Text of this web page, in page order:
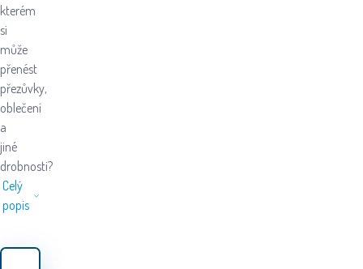
kterém
si
může
přenést
přezůvky,
oblečení
a
jiné
drobnosti?
Celý
popis